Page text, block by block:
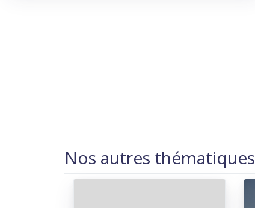
Nos autres thématiques